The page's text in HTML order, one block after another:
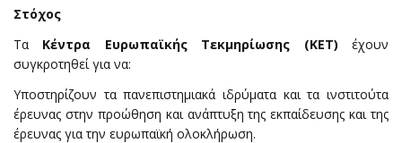
Στόχος
Τα Κέντρα Ευρωπαϊκής Τεκμηρίωσης (ΚΕΤ) έχουν
συγκροτηθεί για να:
Υποστηρίζουν τα πανεπιστημιακά ιδρύματα και τα ινστιτούτα
έρευνας στην προώθηση και ανάπτυξη της εκπαίδευσης και της
έρευνας για την ευρωπαϊκή ολοκλήρωση.